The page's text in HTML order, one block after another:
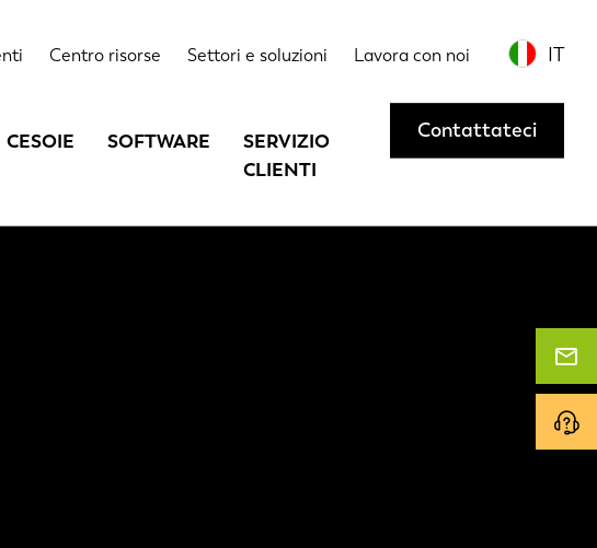
Centro risorse Settori e soluzioni Lavora con noi IT
CESOIE SOFTWARE
SERVIZIO
CLIENTI
Contattateci